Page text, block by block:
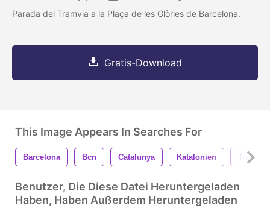
Parada del Tramvia a la Plaça de les Glòries de Barcelona.
Gratis-Download
This Image Appears In Searches For
Barcelona Bcn Catalunya Katalonien Tram
Benutzer, Die Diese Datei Heruntergeladen
Haben, Haben Außerdem Heruntergeladen